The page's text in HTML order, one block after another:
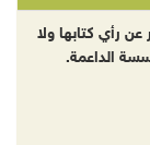
عن رأي كتابها ولا
الداعمة.